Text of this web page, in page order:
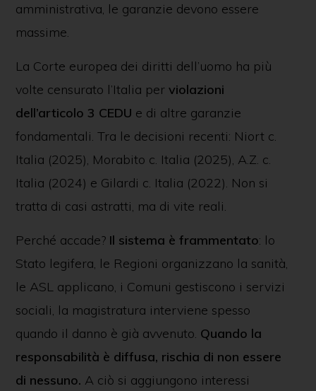
amministrativa, le garanzie devono essere
massime.
La Corte europea dei diritti dell’uomo ha più
volte censurato l’Italia per violazioni
dell’articolo 3 CEDU e di altre garanzie
fondamentali. Tra le decisioni recenti: Niort c.
Italia (2025), Morabito c. Italia (2025), A.Z. c.
Italia (2024) e Gilardi c. Italia (2022). Non si
tratta di casi astratti, ma di vite reali.
Perché accade? Il sistema è frammentato: lo
Stato legifera, le Regioni organizzano la sanità,
le ASL applicano, i Comuni gestiscono i servizi
sociali, la magistratura interviene spesso
quando il danno è già avvenuto. Quando la
responsabilità è diffusa, rischia di non essere
di nessuno. A ciò si aggiungono interessi